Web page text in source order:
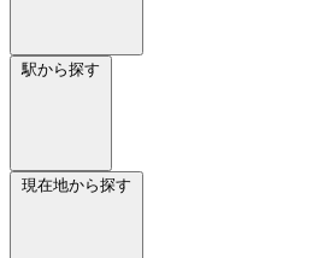
駅から探す
現在地から探す